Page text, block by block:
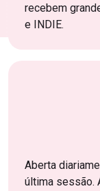
recebem
e INDIE.
Aberta
última sessão.